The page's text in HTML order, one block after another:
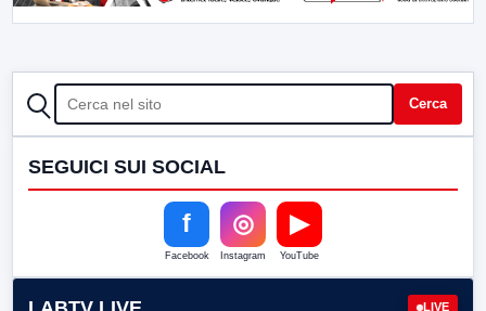
CERCA Cerca
SEGUICI SUI SOCIAL
f
Facebook
◎
Instagram
▶
YouTube
LIVE